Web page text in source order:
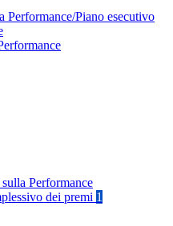
Performance/Piano esecutivo
Performance
dei premi 1